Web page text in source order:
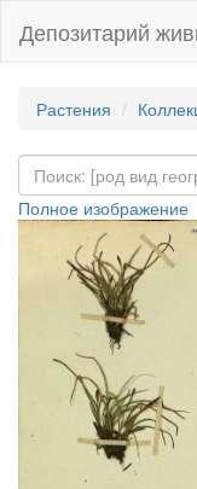
Депозитарий
Растения
Полное изображение